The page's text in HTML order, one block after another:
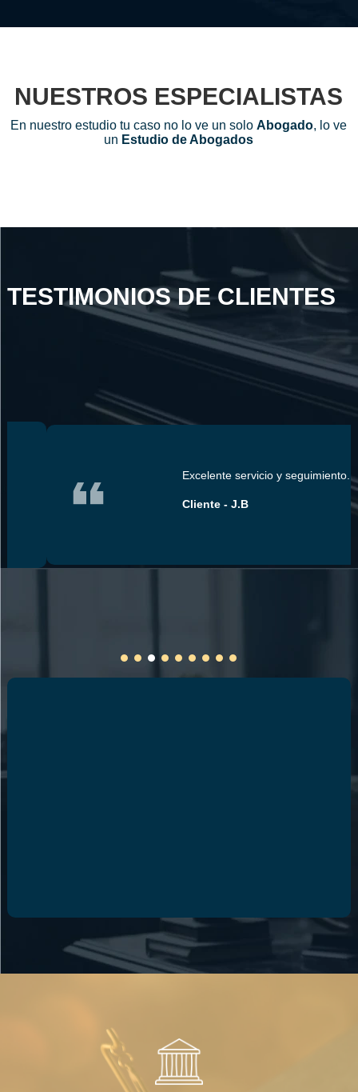
NUESTROS ESPECIALISTAS
En nuestro estudio tu caso no lo ve un soloAbogado, lo ve
un Estudio de Abogados
TESTIMONIOS DE CLIENTES
Excelente servicio y seguimiento.
Cliente - J.B